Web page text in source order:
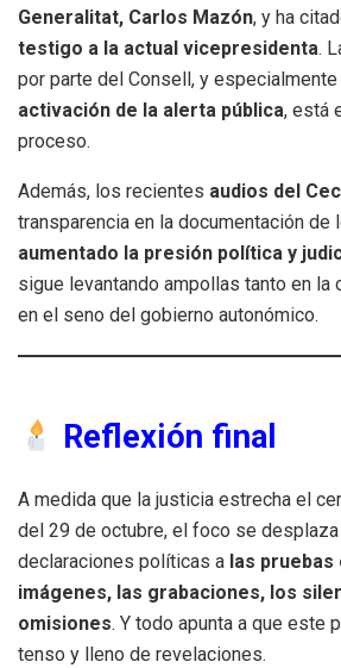
Generalitat, Carlos Mazón, y ha
testigo a la actual vicepresidenta.
por parte del Consell, y especialmente
activación de la alerta pública, está
proceso.
Además, los recientes audios del
transparencia en la documentación de
aumentado la presión política y
sigue levantando ampollas tanto en la
en el seno del gobierno autonómico.
Reflexión final
A medida que la justicia estrecha el
del 29 de octubre, el foco se
declaraciones políticas a las
imágenes, las grabaciones, los
omisiones. Y todo apunta a que este
tenso y lleno de revelaciones.